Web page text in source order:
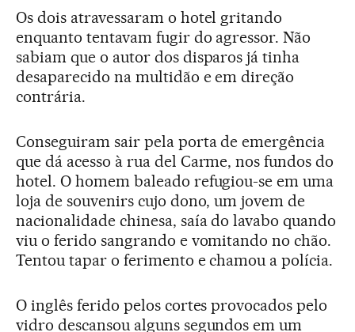
Os dois atravessaram o hotel gritando
enquanto tentavam fugir do agressor. Não
sabiam que o autor dos disparos já tinha
desaparecido na multidão e em direção
contrária.
Conseguiram sair pela porta de emergência
que dá acesso à rua del Carme, nos fundos do
hotel. O homem baleado refugiou-se em uma
loja de souvenirs cujo dono, um jovem de
nacionalidade chinesa, saía do lavabo quando
viu o ferido sangrando e vomitando no chão.
Tentou tapar o ferimento e chamou a polícia.
O inglês ferido pelos cortes provocados pelo
vidro descansou alguns segundos em um